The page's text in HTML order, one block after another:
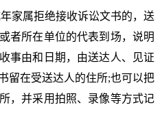
家属拒绝接收诉讼文书的，送
者所在单位的代表到场，说明
事由和日期，由送达人、见证
留在受送达人的住所;也可以把
，并采用拍照、录像等方式记